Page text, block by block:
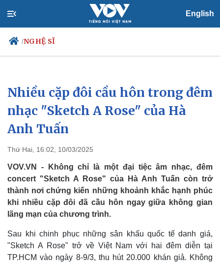
English
/NGHỆ SĨ
Chính trị
Đảng
Tổ chức nhân sự
Quốc hội
Xã hội
Tin 24h
Dự báo thời tiết
Nhiều cặp đôi cầu hôn trong đêm
nhạc "Sketch A Rose" của Hà
Anh Tuấn
Thứ Hai, 16:02, 10/03/2025
VOV.VN - Không chỉ là một đại tiệc âm nhạc, đêm
concert "Sketch A Rose" của Hà Anh Tuấn còn trở
thành nơi chứng kiến những khoảnh khắc hạnh phúc
khi nhiều cặp đôi đã cầu hôn ngay giữa không gian
lãng mạn của chương trình.
Sau khi chinh phục những sân khấu quốc tế danh giá,
"Sketch A Rose" trở về Việt Nam với hai đêm diễn tại
TP.HCM vào ngày 8-9/3, thu hút 20.000 khán giả. Không